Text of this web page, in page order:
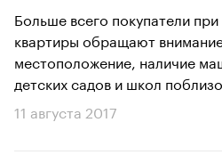
Больше всего покупатели
квартиры обращают
местоположение, наличие
детских садов и школ
11 августа 2017